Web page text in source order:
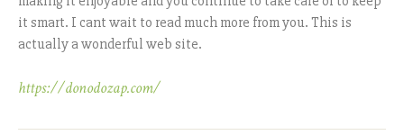
it smart. I cant wait to read much more from you. This is
actually a wonderful web site.
https://donodozap.com/